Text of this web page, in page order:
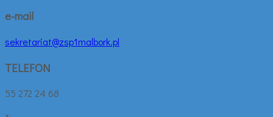
e-mail
sekretariat@zsp1malbork.pl
TELEFON
55 272 24 68